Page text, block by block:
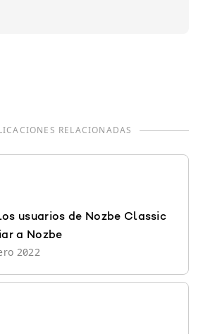
RELACIONADAS
usuarios de Nozbe Classic
a Nozbe
2022